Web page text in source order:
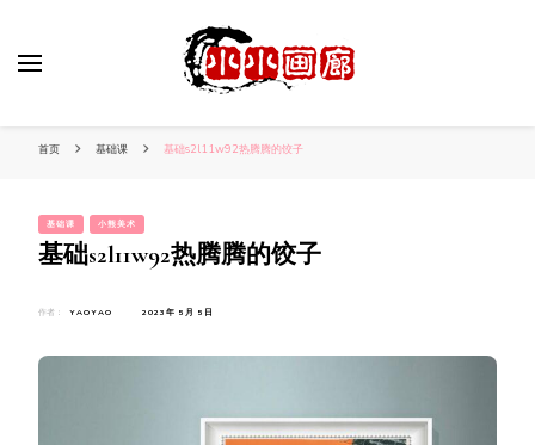
首页 基础课 基础s2l11w92热腾腾的饺子
基础课 小熊美术
基础s2l11w92热腾腾的饺子
作者： YAOYAO 2023年 5月 5日